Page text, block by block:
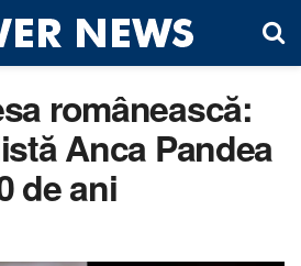
românească:
Anca Pandea
de ani